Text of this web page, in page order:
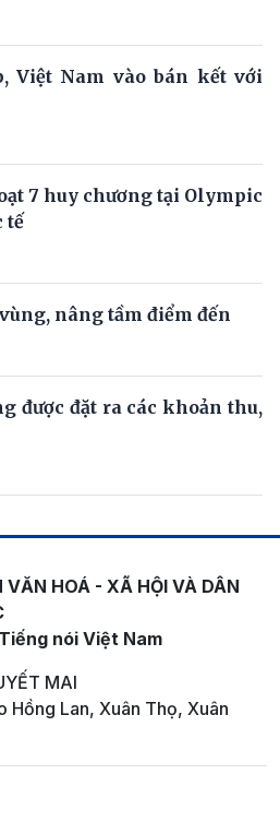
Việt Nam vào bán kết với
7 huy chương tại Olympic
tế
nâng tầm điểm đến
được đặt ra các khoản thu,
VĂN HOÁ - XÃ HỘI VÀ DÂN
nói Việt Nam
MAI
Hồng Lan, Xuân Thọ, Xuân